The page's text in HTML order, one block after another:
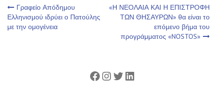
Πλοήγηση
άρθρων
Γραφείο Απόδημου
Ελληνισμού ιδρύει ο Πατούλης
με την ομογένεια
«Η ΝΕΟΛΑΙΑ ΚΑΙ Η ΕΠΙΣΤΡΟΦΗ
ΤΩΝ ΘΗΣΑΥΡΩΝ» θα είναι το
επόμενο βήμα του
προγράμματος «NOSTOS»
Facebook
Instagram
Twitter
Linkedin